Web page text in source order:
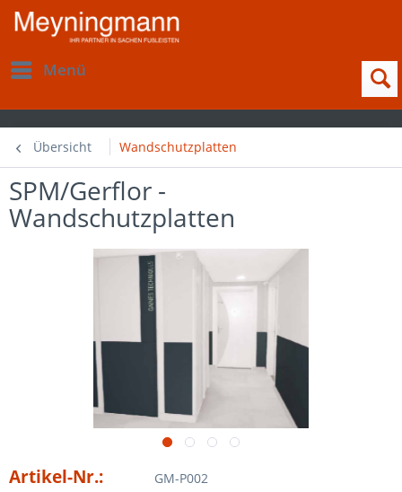
Menü
Übersicht Wandschutzplatten
SPM/Gerflor -
Wandschutzplatten
Artikel-Nr.: GM-P002